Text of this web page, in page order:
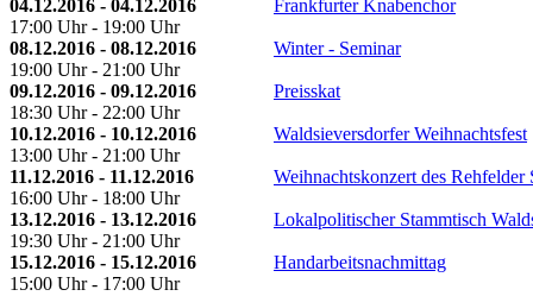
04.12.2016 - 04.12.2016
17:00 Uhr - 19:00 Uhr
Frankfurter Knabenchor
08.12.2016 - 08.12.2016
19:00 Uhr - 21:00 Uhr
Winter - Seminar
09.12.2016 - 09.12.2016
18:30 Uhr - 22:00 Uhr
Preisskat
10.12.2016 - 10.12.2016
13:00 Uhr - 21:00 Uhr
Waldsieversdorfer Weihnachtsfest
11.12.2016 - 11.12.2016
16:00 Uhr - 18:00 Uhr
Weihnachtskonzert des Rehfelder
13.12.2016 - 13.12.2016
19:30 Uhr - 21:00 Uhr
Lokalpolitischer Stammtisch
15.12.2016 - 15.12.2016
15:00 Uhr - 17:00 Uhr
Handarbeitsnachmittag